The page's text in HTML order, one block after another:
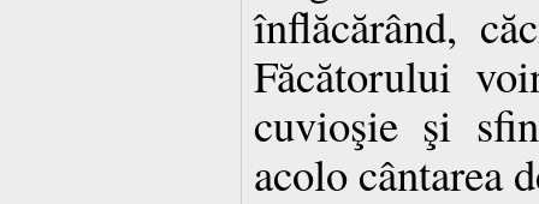
înflăcărând,
Făcătorului
cuvioşie şi
acolo cântarea